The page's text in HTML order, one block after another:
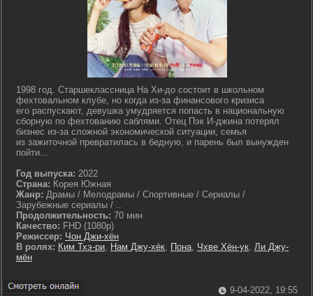
1998 год. Старшеклассница На Хи-до состоит в школьном
фехтовальном клубе, но когда из-за финансового кризиса
его распускают, девушка умудряется попасть в национальную
сборную по фехтованию саблями. Отец Пэк И-джина потерял
бизнес из-за сложной экономической ситуации, семья
из зажиточной превратилась в бедную, и парень был вынужден
пойти...
Год выпуска: 2022
Страна: Корея Южная
Жанр: Драмы / Мелодрамы / Спортивные / Сериалы /
Зарубежные сериалы / ..
Продолжительность: 70 мин
Качество: FHD (1080p)
Режиссер: Чон Джи-хён
В ролях: Ким Тхэ-ри, Нам Джу-хёк, Пона, Чхве Хён-ук, Ли Джу-
мён
9-04-2022, 19:55